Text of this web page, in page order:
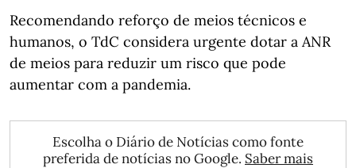
Recomendando reforço de meios técnicos e
humanos, o TdC considera urgente dotar a ANR
de meios para reduzir um risco que pode
aumentar com a pandemia.
Escolha o Diário de Notícias como fonte
preferida de notícias no Google. Saber mais